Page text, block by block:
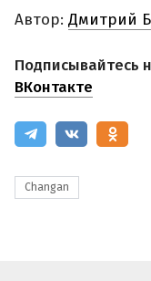
Автор: Дмитрий
Подписывайтесь
ВКонтакте
Changan